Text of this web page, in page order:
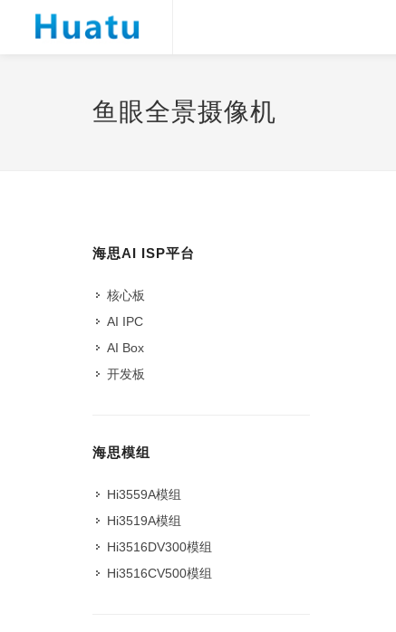
鱼眼全景摄像机
海思AI ISP平台
核心板
AI IPC
AI Box
开发板
海思模组
Hi3559A模组
Hi3519A模组
Hi3516DV300模组
Hi3516CV500模组